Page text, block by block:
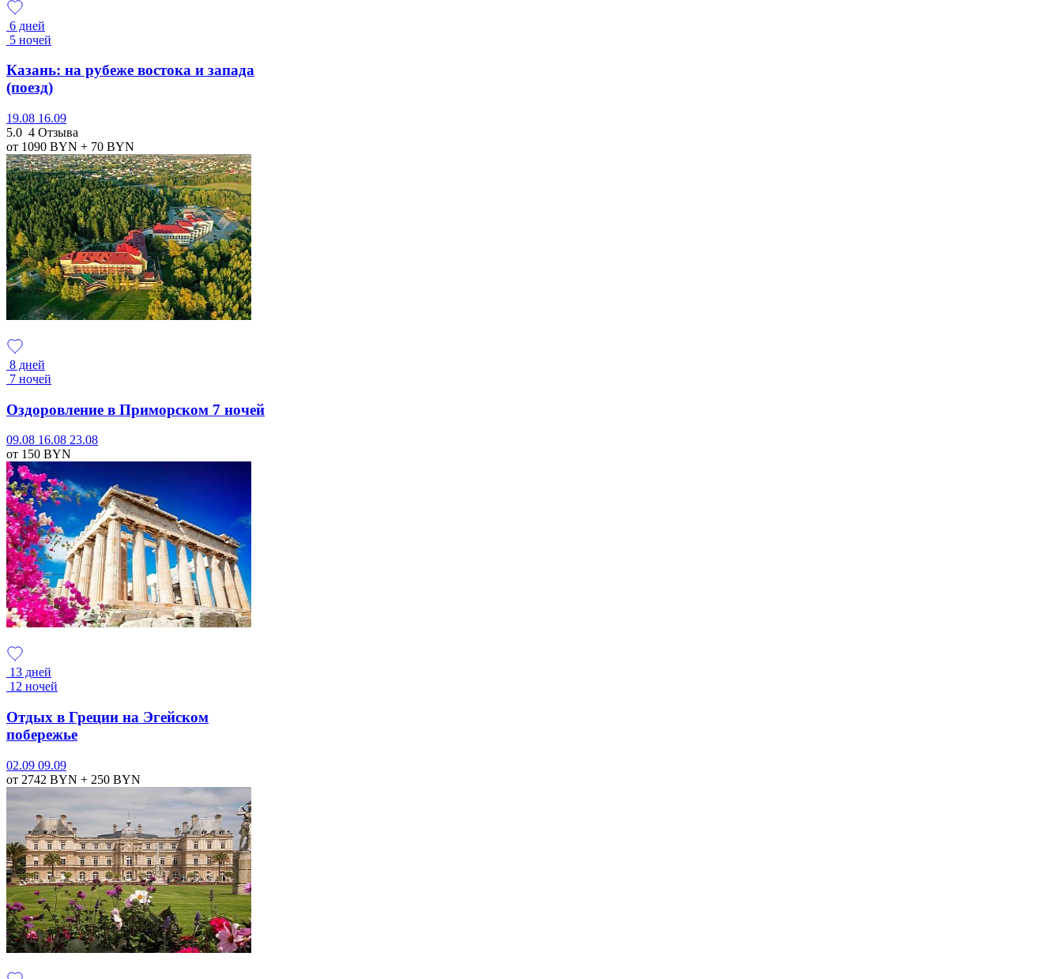
6 дней
5 ночей
Казань: на рубеже востока и запада
(поезд)
19.08 16.09
5.0 4 Отзыва
от 1090 BYN + 70 BYN
8 дней
7 ночей
Оздоровление в Приморском 7 ночей
09.08 16.08 23.08
от 150 BYN
13 дней
12 ночей
Отдых в Греции на Эгейском
побережье
02.09 09.09
от 2742 BYN + 250 BYN